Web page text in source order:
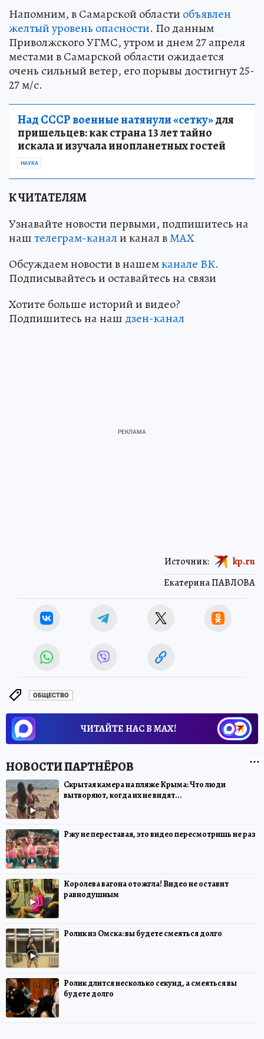
Напомним, в Самарской области объявлен
желтый уровень опасности. По данным
Приволжского УГМС, утром и днем 27 апреля
местами в Самарской области ожидается
очень сильный ветер, его порывы достигнут 25-
27 м/с.
Над СССР военные натянули «сетку»для
пришельцев: как страна 13 лет тайно
искала и изучала инопланетных гостей
НАУКА
К ЧИТАТЕЛЯМ
Узнавайте новости первыми, подпишитесь на
наштелеграм-канали канал вМАХ
Обсуждаем новости в нашемканале ВК.
Подписывайтесь и оставайтесь на связи
Хотите больше историй и видео?
Подпишитесь на наш дзен-канал
Екатерина ПАВЛОВА
Источник: kp.ru
ОБЩЕСТВО
ЧИТАЙТЕ НАС В МАХ!
Скрытая камера на пляже Крыма: Что люди
вытворяют, когда их не видят...
Ржу не переставая, это видео пересмотришь не раз
Королева вагона отожгла! Видео не оставит
равнодушным
Ролик из Омска: вы будете смеяться долго
Ролик длится несколько секунд, а смеяться вы
будете долго